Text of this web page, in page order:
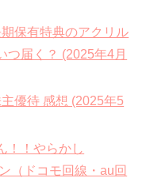
保有特典のアクリル
つ届く？ (2025年4月
優待 感想 (2025年5
！！やらかし
（ドコモ回線・au回